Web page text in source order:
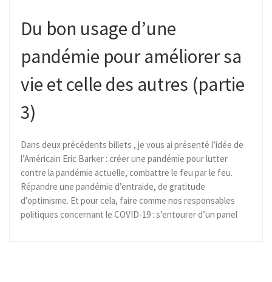
Du bon usage d’une
pandémie pour améliorer sa
vie et celle des autres (partie
3)
Dans deux précédents billets , je vous ai présenté l’idée de
l’Américain Eric Barker : créer une pandémie pour lutter
contre la pandémie actuelle, combattre le feu par le feu.
Répandre une pandémie d’entraide, de gratitude
d’optimisme. Et pour cela, faire comme nos responsables
politiques concernant le COVID-19 : s’entourer d’un panel